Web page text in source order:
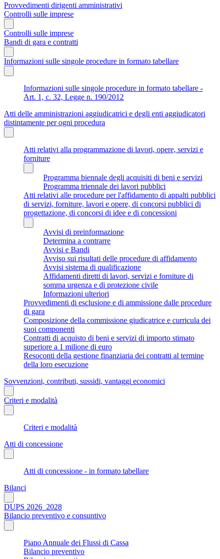
Provvedimenti dirigenti amministrativi
Controlli sulle imprese
Controlli sulle imprese
Bandi di gara e contratti
Informazioni sulle singole procedure in formato tabellare
Informazioni sulle singole procedure in formato tabellare -
Art. 1, c. 32, Legge n. 190/2012
Atti delle amministrazioni aggiudicatrici e degli enti aggiudicatori
distintamente per ogni procedura
Atti relativi alla programmazione di lavori, opere, servizi e
forniture
Programma biennale degli acquisiti di beni e servizi
Programma triennale dei lavori pubblici
Atti relativi alle procedure per l'affidamento di appalti pubblici
di servizi, forniture, lavori e opere, di concorsi pubblici di
progettazione, di concorsi di idee e di concessioni
Avvisi di preinformazione
Determina a contrarre
Avvisi e Bandi
Avviso sui risultati delle procedure di affidamento
Avvisi sistema di qualificazione
Affidamenti diretti di lavori, servizi e forniture di
somma urgenza e di protezione civile
Informazioni ulteriori
Provvedimenti di esclusione e di ammissione dalle procedure
di gara
Composizione della commissione giudicatrice e curricula dei
suoi componenti
Contratti di acquisto di beni e servizi di importo stimato
superiore a 1 milione di euro
Resoconti della gestione finanziaria dei contratti al termine
della loro esecuzione
Sovvenzioni, contributi, sussidi, vantaggi economici
Criteri e modalità
Criteri e modalità
Atti di concessione
Atti di concessione - in formato tabellare
Bilanci
DUPS 2026_2028
Bilancio preventivo e consuntivo
Piano Annuale dei Flussi di Cassa
Bilancio preventivo